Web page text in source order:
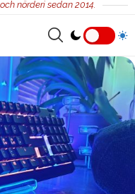
nörderi sedan 2014.